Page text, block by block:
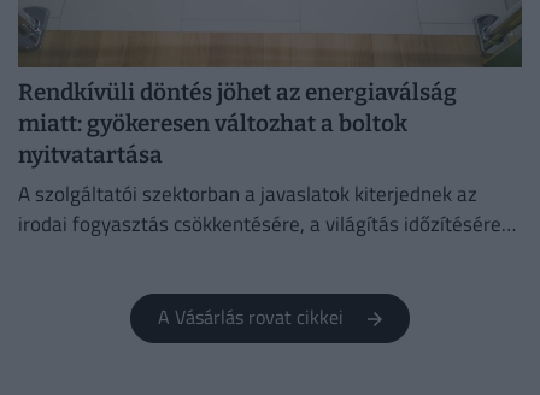
Rendkívüli döntés jöhet az energiaválság
miatt: gyökeresen változhat a boltok
nyitvatartása
A szolgáltatói szektorban a javaslatok kiterjednek az
irodai fogyasztás csökkentésére, a világítás időzítésére
A Vásárlás rovat cikkei